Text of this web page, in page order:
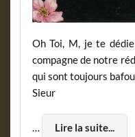
Oh Toi, M, je te
compagne de notre
qui sont toujours
Sieur
… Lire la suite...